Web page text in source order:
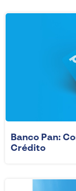
Banco Pan:
Crédito